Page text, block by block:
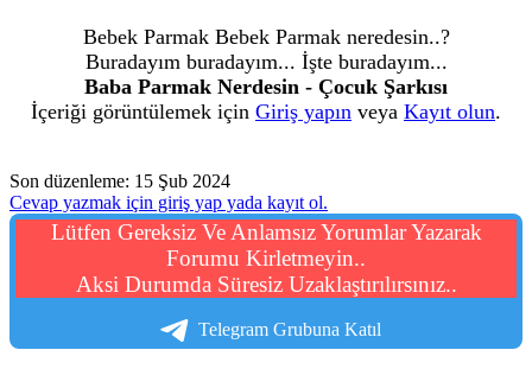
Bebek Parmak Bebek Parmak neredesin..?
Buradayım buradayım... İşte buradayım...
Baba Parmak Nerdesin - Çocuk Şarkısı
İçeriği görüntülemek için Giriş yapın veya Kayıt olun.
Son düzenleme: 15 Şub 2024
Cevap yazmak için giriş yap yada kayıt ol.
Lütfen Gereksiz Ve Anlamsız Yorumlar Yazarak
Forumu Kirletmeyin..
Aksi Durumda Süresiz Uzaklaştırılırsınız..
Telegram Grubuna Katıl